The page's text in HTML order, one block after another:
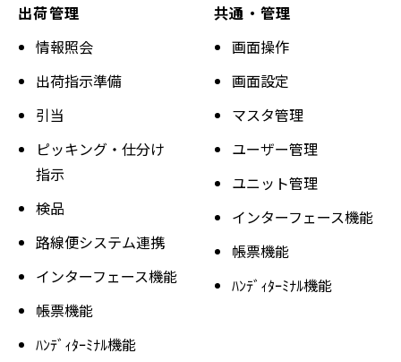
出荷管理
情報照会
出荷指示準備
引当
ピッキング・仕分け
指示
検品
路線便システム連携
インターフェース機能
帳票機能
ﾊﾝﾃﾞｨﾀｰﾐﾅﾙ機能
共通・管理
画面操作
画面設定
マスタ管理
ユーザー管理
ユニット管理
インターフェース機能
帳票機能
ﾊﾝﾃﾞｨﾀｰﾐﾅﾙ機能